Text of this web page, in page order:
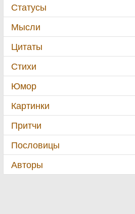
Статусы
Мысли
Цитаты
Стихи
Юмор
Картинки
Притчи
Пословицы
Авторы